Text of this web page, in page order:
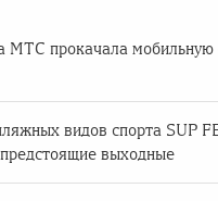
МТС прокачала мобильную
видов спорта SUP
предстоящие выходные